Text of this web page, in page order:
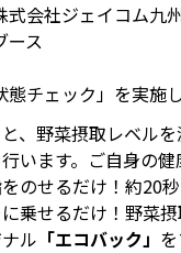
会社ジェイコム九
ス
チェック」を実施
、野菜摂取レベル
います。ご自身の
のせるだけ！約20秒
せるだけ！野菜摂
ル 「エコバック」